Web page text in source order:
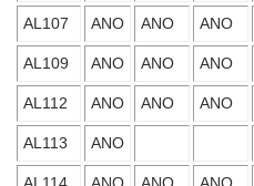
AL107 ANO ANO ANO
AL109 ANO ANO ANO
AL112 ANO ANO ANO
AL113 ANO
AL114 ANO ANO ANO